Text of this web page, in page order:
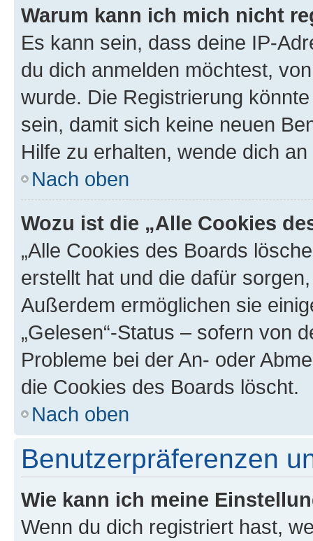
Warum kann ich mich nicht
Es kann sein, dass deine IP-
du dich anmelden möchtest,
wurde. Die Registrierung
sein, damit sich keine neuen
Hilfe zu erhalten, wende dich
Nach oben
Wozu ist die „Alle Cookies
„Alle Cookies des Boards
erstellt hat und die dafür
Außerdem ermöglichen sie
„Gelesen“-Status – sofern von
Probleme bei der An- oder
die Cookies des Boards löscht.
Nach oben
Benutzerpräferenzen
Wie kann ich meine
Wenn du dich registriert hast,